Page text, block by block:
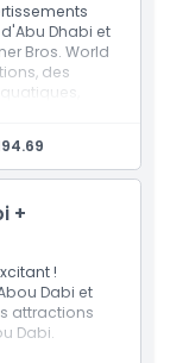
Dhabi et
Bros. World
des
Dhabi et
+
!
Dabi et
attractions
Dabi.